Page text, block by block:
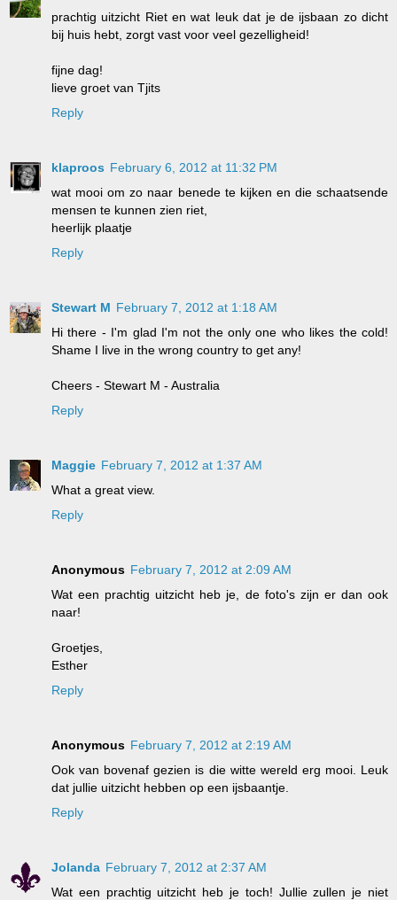
prachtig uitzicht Riet en wat leuk dat je de ijsbaan zo dicht
bij huis hebt, zorgt vast voor veel gezelligheid!
fijne dag!
lieve groet van Tjits
Reply
klaproos February 6, 2012 at 11:32 PM
wat mooi om zo naar benede te kijken en die schaatsende
mensen te kunnen zien riet,
heerlijk plaatje
Reply
Stewart M February 7, 2012 at 1:18 AM
Hi there - I'm glad I'm not the only one who likes the cold!
Shame I live in the wrong country to get any!
Cheers - Stewart M - Australia
Reply
Maggie February 7, 2012 at 1:37 AM
What a great view.
Reply
Anonymous February 7, 2012 at 2:09 AM
Wat een prachtig uitzicht heb je, de foto's zijn er dan ook
naar!
Groetjes,
Esther
Reply
Anonymous February 7, 2012 at 2:19 AM
Ook van bovenaf gezien is die witte wereld erg mooi. Leuk
dat jullie uitzicht hebben op een ijsbaantje.
Reply
Jolanda February 7, 2012 at 2:37 AM
Wat een prachtig uitzicht heb je toch! Jullie zullen je niet